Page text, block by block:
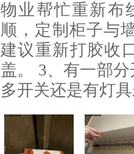
物业帮忙重新布
顺，定制柜子与
建议重新打胶收
盖。 3、有一部
多开关还是有灯